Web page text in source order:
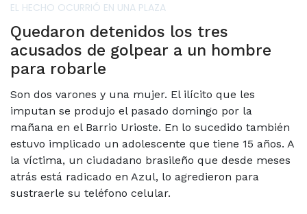
EL HECHO OCURRIÓ EN UNA PLAZA
Quedaron detenidos los tres
acusados de golpear a un hombre
para robarle
Son dos varones y una mujer. El ilícito que les
imputan se produjo el pasado domingo por la
mañana en el Barrio Urioste. En lo sucedido también
estuvo implicado un adolescente que tiene 15 años. A
la víctima, un ciudadano brasileño que desde meses
atrás está radicado en Azul, lo agredieron para
sustraerle su teléfono celular.